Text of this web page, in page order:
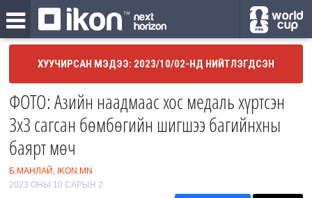
ХУУЧИРСАН МЭДЭЭ: 2023/10/02-НД НИЙТЛЭГДСЭН
ФОТО: Азийн наадмаас хос медаль хүртсэн
3х3 сагсан бөмбөгийн шигшээ багийнхны
баярт мөч
Б.МАНЛАЙ, IKON.MN
2023 ОНЫ 10 САРЫН 2